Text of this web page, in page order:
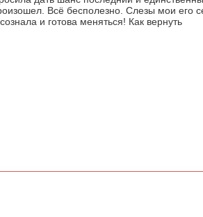
Всё бесполезно. Слезы мои его
и готова меняться! Как вернуть